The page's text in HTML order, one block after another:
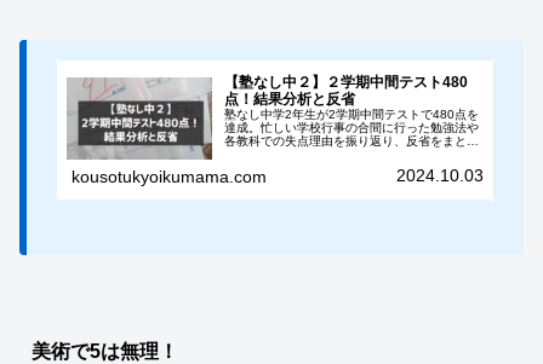
【塾なし中２】２学期中間テスト480
点！結果分析と反省
塾なし中学2年生が2学期中間テストで480点を
達成。忙しい学校行事の合間に行った勉強法や
各教科での失点理由を振り返り、反省をまとめ
kousotukyoikumama.com 2024.10.03
美術で5は無理！